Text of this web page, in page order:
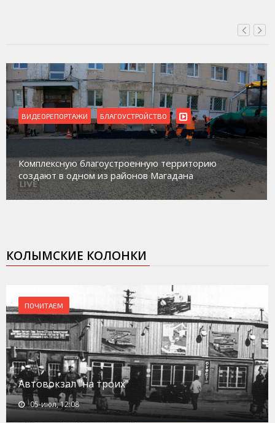
ВИДЕОРЕПОРТАЖИ БЛАГОУСТРОЙСТВО
Комплексную благоустроенную территорию
создают в одном из районов Магадана
КОЛЫМСКИЕ КОЛОНКИ
ПОЧИТАЕМ
Автовокзал "на троих"
05-июл, 12:08